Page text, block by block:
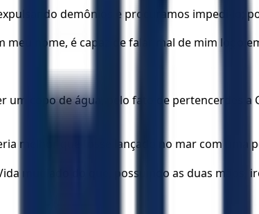
demônios e procuramos impedi-lo;
meu nome, é capaz de falar mal de mim logo
um copo de água, pelo fato de pertencerdes
melhor que fosse lançado no mar com uma
mutilado do que, possuindo as duas